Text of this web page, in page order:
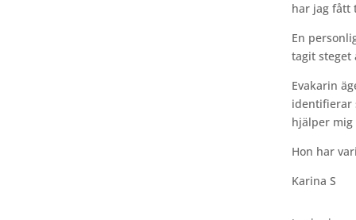
har jag fått
En
tagit steget
Evakarin
identifierar
hjälper
Hon har
Karina S